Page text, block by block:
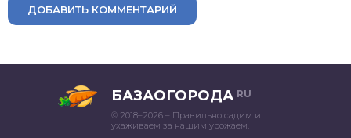
ДОБАВИТЬ КОММЕНТАРИЙ
БАЗАОГОРОДА RU
© 2018–2026 – Правильно садим и
ухаживаем за нашим урожаем.